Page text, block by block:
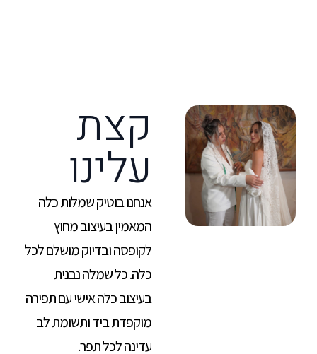
קצת
עלינו
אנחנו בוטיק שמלות כלה
המאמין בעיצוב מחוץ
לקופסה ובדיוק מושלם לכל
כלה. כל שמלה נבנית
בעיצוב כלה אישי עם תפירה
מוקפדת ביד ותשומת לב
עדינה לכל תפר.